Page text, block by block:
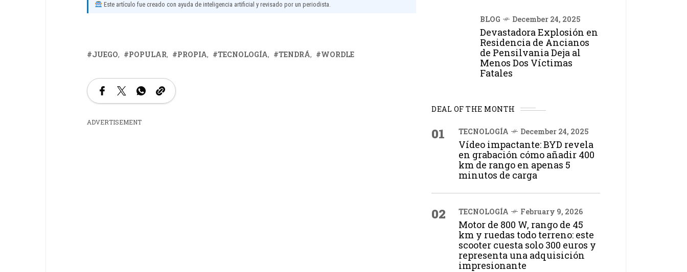
Este artículo fue creado con ayuda de inteligencia artificial y revisado por un periodista.
JUEGO POPULAR PROPIA TECNOLOGÍA TENDRÁ WORDLE
ADVERTISEMENT
BLOG December 24, 2025
Devastadora Explosión en
Residencia de Ancianos
de Pensilvania Deja al
Menos Dos Víctimas
Fatales
DEAL OF THE MONTH
01 TECNOLOGÍA December 24, 2025
Vídeo impactante: BYD revela
en grabación cómo añadir 400
km de rango en apenas 5
minutos de carga
02 TECNOLOGÍA February 9, 2026
Motor de 800 W, rango de 45
km y ruedas todo terreno: este
scooter cuesta solo 300 euros y
representa una adquisición
impresionante